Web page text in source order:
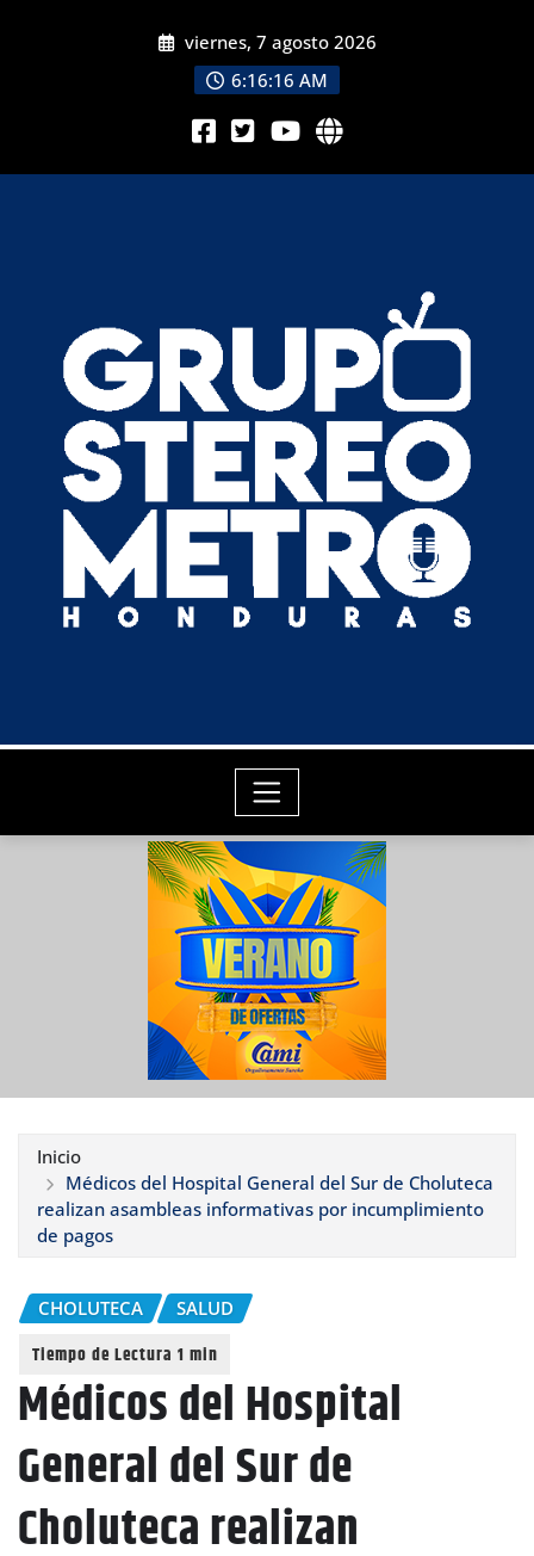
viernes, 7 agosto 2026
6:16:18 AM
Inicio
Médicos del Hospital General del Sur de Choluteca
realizan asambleas informativas por incumplimiento
de pagos
CHOLUTECA SALUD
Médicos del Hospital
General del Sur de
Choluteca realizan